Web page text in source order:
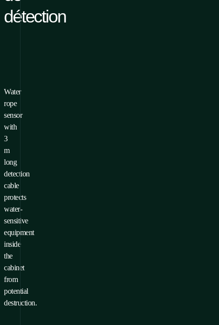
détection
Water
rope
sensor
with
3
m
long
detection
cable
protects
water-
sensitive
equipment
inside
the
cabinet
from
potential
destruction.
ajouter un produit à vos
vous devez